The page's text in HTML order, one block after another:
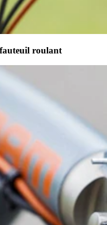
roulant